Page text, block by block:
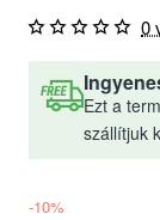
Ezt a
szállítjuk
0
-10%